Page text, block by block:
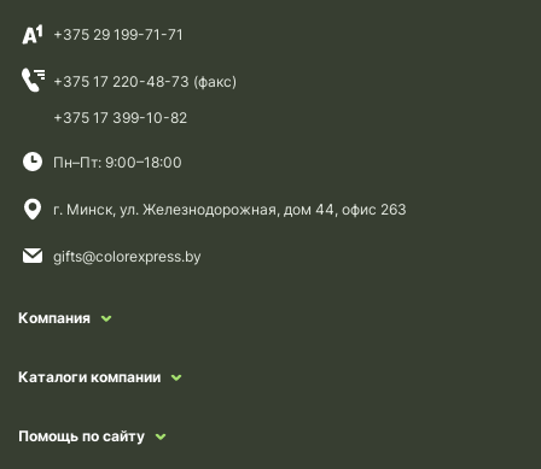
+375 29 199-71-71
+375 17 220-48-73 (факс)
+375 17 399-10-82
Пн–Пт: 9:00–18:00
г. Минск, ул. Железнодорожная, дом 44, офис 263
gifts@colorexpress.by
Компания
Каталоги компании
Помощь по сайту